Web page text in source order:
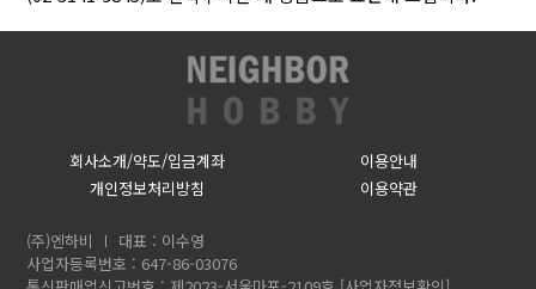
회사소개/약도/입금계좌
이용안내
개인정보처리방침
이용약관
(주)엔하비
대표 : 이수영
사업자등록번호 : 647-86-03076